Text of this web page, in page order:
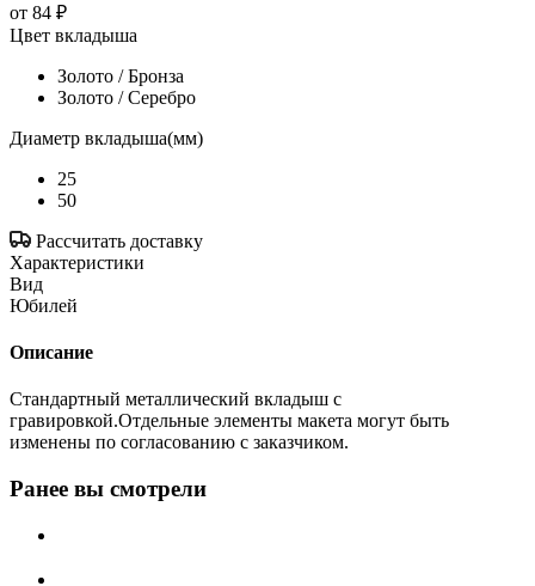
от 84 ₽
Цвет вкладыша
Золото / Бронза
Золото / Серебро
Диаметр вкладыша(мм)
25
50
Рассчитать доставку
Характеристики
Вид
Юбилей
Описание
Стандартный металлический вкладыш с
гравировкой.Отдельные элементы макета могут быть
изменены по согласованию с заказчиком.
Ранее вы смотрели